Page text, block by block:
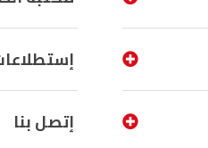
إتصل بنا